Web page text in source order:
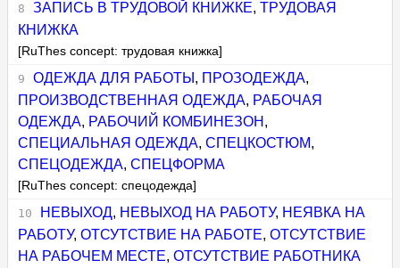
ЗАПИСЬ В ТРУДОВОЙ КНИЖКЕ, ТРУДОВАЯ
КНИЖКА
[RuThes concept: трудовая книжка]
ОДЕЖДА ДЛЯ РАБОТЫ , ПРОЗОДЕЖДА,
ПРОИЗВОДСТВЕННАЯ ОДЕЖДА, РАБОЧАЯ
ОДЕЖДА, РАБОЧИЙ КОМБИНЕЗОН ,
СПЕЦИАЛЬНАЯ ОДЕЖДА,СПЕЦКОСТЮМ,
СПЕЦОДЕЖДА,СПЕЦФОРМА
[RuThes concept: спецодежда]
НЕВЫХОД, НЕВЫХОД НА РАБОТУ, НЕЯВКА НА
РАБОТУ,ОТСУТСТВИЕ НА РАБОТЕ,ОТСУТСТВИЕ
НА РАБОЧЕМ МЕСТЕ,ОТСУТСТВИЕ РАБОТНИКА